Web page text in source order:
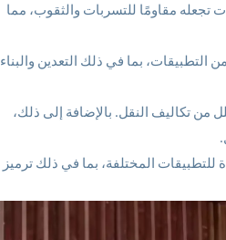
المواد عالية الجودة المستخدمة في الخرطوم المسطح مقاس 6 بوصات تجعله مقاومًا للتسربات والثقوب، مما
بوصات في مجموعة متنوعة من التطبيقات، بما في ذلك التعدين والبناء
تكاليف النقل. بالإضافة إلى ذلك،
الاحتياجات المحددة للتطبيقات المختلفة، بما في ذلك ترميز